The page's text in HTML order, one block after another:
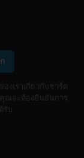
เราเกี่ยวกับชาร์ต
คุณจะต้องยืนยันการ
รับ